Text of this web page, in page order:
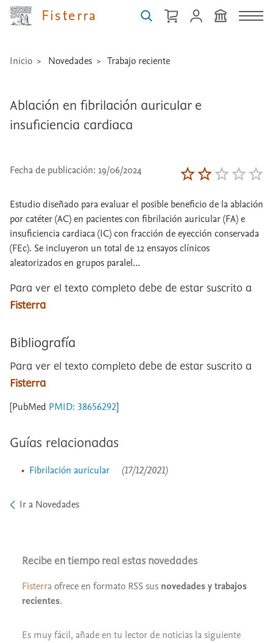
Fisterra
Inicio Novedades Trabajo reciente
Ablación en fibrilación auricular e
insuficiencia cardiaca
Fecha de publicación: 19/06/2024
Estudio diseñado para evaluar el posible beneficio de la ablación
por catéter (AC) en pacientes con fibrilación auricular (FA) e
insuficiencia cardiaca (IC) con fracción de eyección conservada
(FEc). Se incluyeron un total de 12 ensayos clínicos
aleatorizados en grupos paralel...
Para ver el texto completo debe de estar suscrito a
Fisterra
Bibliografía
Para ver el texto completo debe de estar suscrito a
Fisterra
[PubMed PMID: 38656292]
Guías relacionadas
Fibrilación auricular (17/12/2021)
Ir a Novedades
Recibe en tiempo real estas novedades
Fisterraofrece en formato RSS sus novedades y trabajos
recientes.
Es muy fácil, añade en tu lector de noticias la siguiente